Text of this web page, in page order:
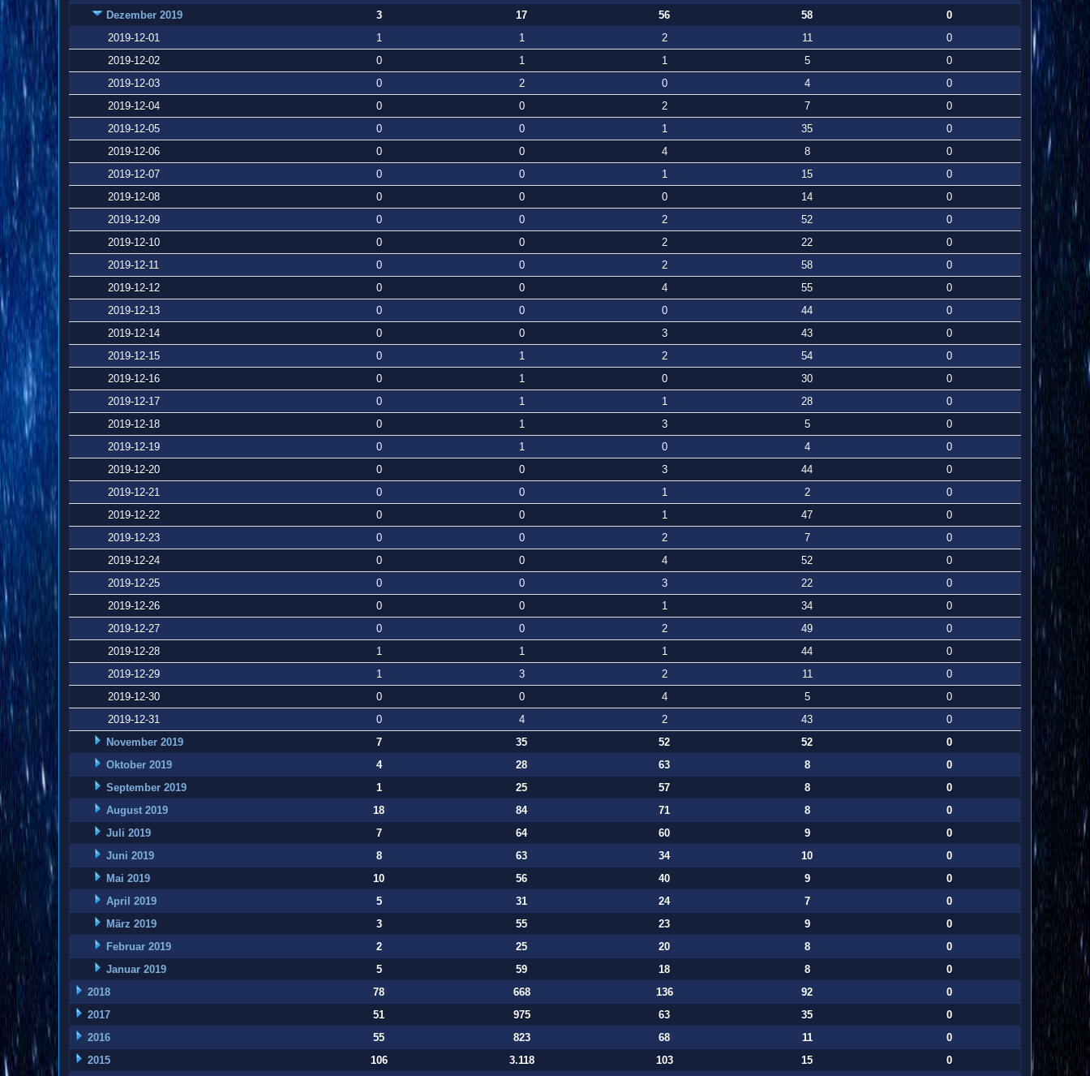
Dezember 2019
3 17 56 58
0
2019-12-01
1 1 2 11
0
2019-12-02
0 1 1 5
0
2019-12-03
0 2 0 4
0
2019-12-04
0 0 2 7
0
2019-12-05
0 0 1 35
0
2019-12-06
0 0 4 8
0
2019-12-07
0 0 1 15
0
2019-12-08
0 0 0 14
0
2019-12-09
0 0 2 52
0
2019-12-10
0 0 2 22
0
2019-12-11
0 0 2 58
0
2019-12-12
0 0 4 55
0
2019-12-13
0 0 0 44
0
2019-12-14
0 0 3 43
0
2019-12-15
0 1 2 54
0
2019-12-16
0 1 0 30
0
2019-12-17
0 1 1 28
0
2019-12-18
0 1 3 5
0
2019-12-19
0 1 0 4
0
2019-12-20
0 0 3 44
0
2019-12-21
0 0 1 2
0
2019-12-22
0 0 1 47
0
2019-12-23
0 0 2 7
0
2019-12-24
0 0 4 52
0
2019-12-25
0 0 3 22
0
2019-12-26
0 0 1 34
0
2019-12-27
0 0 2 49
0
2019-12-28
1 1 1 44
0
2019-12-29
1 3 2 11
0
2019-12-30
0 0 4 5
0
2019-12-31
0 4 2 43
0
November 2019
7 35 52 52
0
Oktober 2019
4 28 63 8
0
September 2019
1 25 57 8
0
August 2019
18 84 71 8
0
Juli 2019
7 64 60 9
0
Juni 2019
8 63 34 10
0
Mai 2019
10 56 40 9
0
April 2019
5 31 24 7
0
März 2019
3 55 23 9
0
Februar 2019
2 25 20 8
0
Januar 2019
5 59 18 8
0
2018
78 668 136 92
0
2017
51 975 63 35
0
2016
55 823 68 11
0
2015
106 3.118 103 15 0